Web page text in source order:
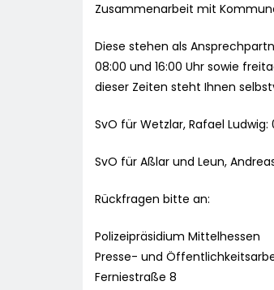
Zusammenarbeit mit
Diese stehen als
08:00 und 16:00 Uhr sowie
dieser Zeiten steht Ihnen
SvO für Wetzlar, Rafael Ludwig:
SvO für Aßlar und Leun,
Rückfragen bitte an:
Polizeipräsidium Mittelhessen
Presse- und
Ferniestraße 8